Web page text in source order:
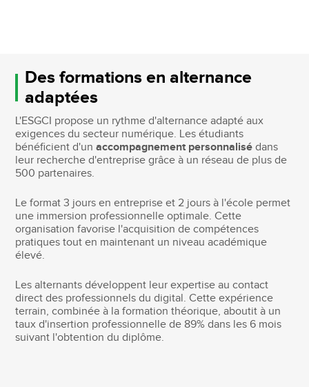
Des formations en alternance
adaptées
L'ESGCI propose un rythme d'alternance adapté aux
exigences du secteur numérique. Les étudiants
bénéficient d'unaccompagnement personnalisé dans
leur recherche d'entreprise grâce à un réseau de plus de
500 partenaires.
Le format 3 jours en entreprise et 2 jours à l'école permet
une immersion professionnelle optimale. Cette
organisation favorise l'acquisition de compétences
pratiques tout en maintenant un niveau académique
élevé.
Les alternants développent leur expertise au contact
direct des professionnels du digital. Cette expérience
terrain, combinée à la formation théorique, aboutit à un
taux d'insertion professionnelle de 89% dans les 6 mois
suivant l'obtention du diplôme.